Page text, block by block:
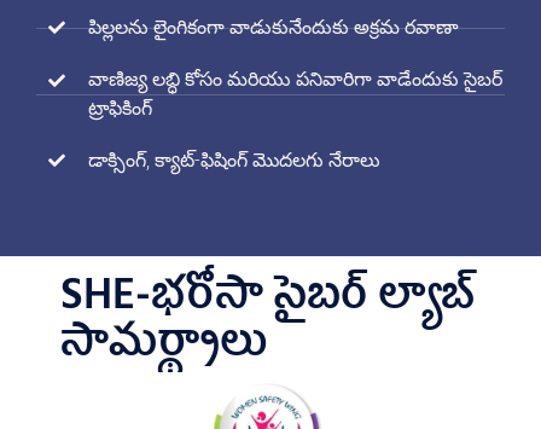
పిల్లలను లైంగికంగా వాడుకునేందుకు అక్రమ రవాణా
వాణిజ్య లబ్ధి కోసం మరియు పనివారిగా వాడేందుకు సైబర్
ట్రాఫికింగ్
డాక్సింగ్, క్యాట్-ఫిషింగ్ మొదలగు నేరాలు
SHE-భరోసా సైబర్ ల్యాబ్
సామర్థ్యాలు